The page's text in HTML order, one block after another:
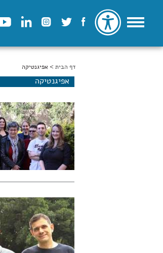
הינך נמצא כאן
דף הבית > אפיגנטיקה
אפיגנטיקה